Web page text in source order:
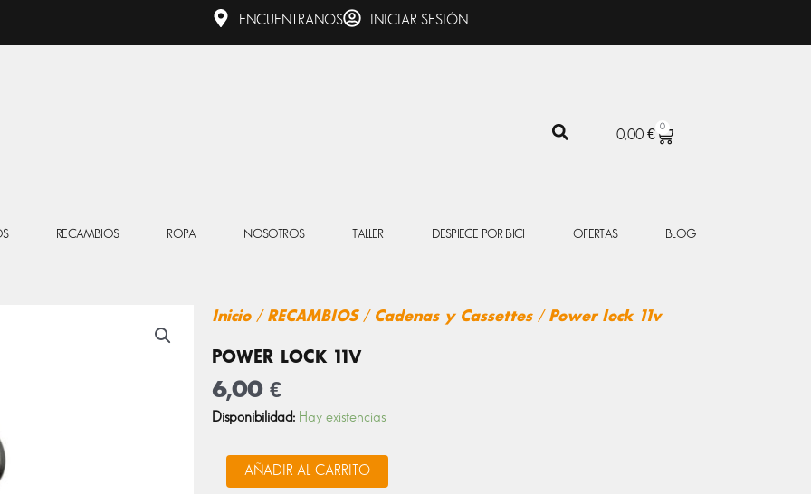
ENCUENTRANOS INICIAR SESIÓN
0,00 €
0
CARRITO
RECAMBIOS ROPA NOSOTROS TALLER DESPIECE POR BICI OFERTAS BLOG
Inicio/ RECAMBIOS/ Cadenas y Cassettes/ Power lock 11v
POWER LOCK 11V
6,00 €
Disponibilidad: Hay existencias
Power
cantidadAÑADIR AL CARRITO